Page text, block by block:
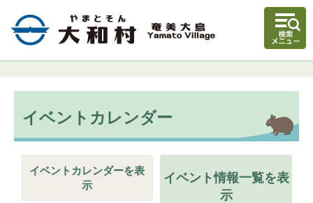
イベントカレンダー
イベントカレンダーを表
示
イベント情報一覧を表
示